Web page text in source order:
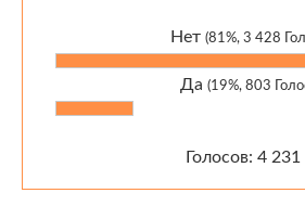
Нет (81%, 3 428
Да (19%, 803
Голосов: 4 231